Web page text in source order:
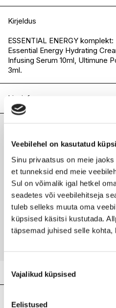
Veebilehel on kasutatud
Sinu privaatsus on meie
et tunneksid end meie
Sul on võimalik igal hetkel
seadetes või veebilehitseja
tuleb selleks muuta oma
küpsised käsitsi kustutada.
täpsemad juhised selle kohta,
valik
Vajalikud küpsised
Eelistused
I.L.U. Kristiine
I.L.U. Ülemiste
Saadaval
I.L.U. Rocca
Saadaval
I.L.U. Lõunakeskus
Saadaval
Kirjeldus
ESSENTIAL ENERGY komplekt:
Essential Energy Hydrating
Infusing Serum 10ml, Ultimune
3ml.
Lisainfo
RibakoodViimati
Essential
Meie poed